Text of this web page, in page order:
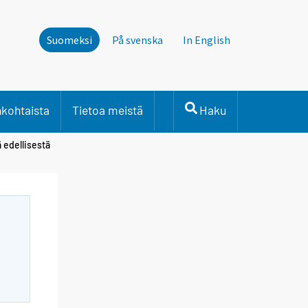
Suomeksi På svenska In English
Tietoa meistä Haku
edellisestä